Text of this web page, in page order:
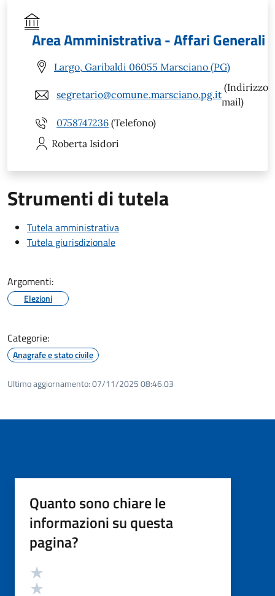
Area Amministrativa - Affari Generali
Largo, Garibaldi 06055 Marsciano (PG)
segretario@comune.marsciano.pg.it
(Indirizzo
mail)
0758747236 (Telefono)
Roberta Isidori
Strumenti di tutela
Tutela amministrativa
Tutela giurisdizionale
Argomenti:
Elezioni
Categorie:
Anagrafe e stato civile
Ultimo aggiornamento:07/11/2025 08:46.03
Quanto sono chiare le
informazioni su questa
pagina?
Valutazione